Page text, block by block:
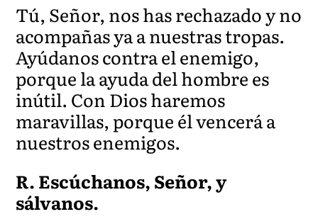
Tú, Señor, nos has rechazado y no
acompañas ya a nuestras tropas.
Ayúdanos contra el enemigo,
porque la ayuda del hombre es
inútil. Con Dios haremos
maravillas, porque él vencerá a
nuestros enemigos.
R.Escúchanos, Señor, y
sálvanos.